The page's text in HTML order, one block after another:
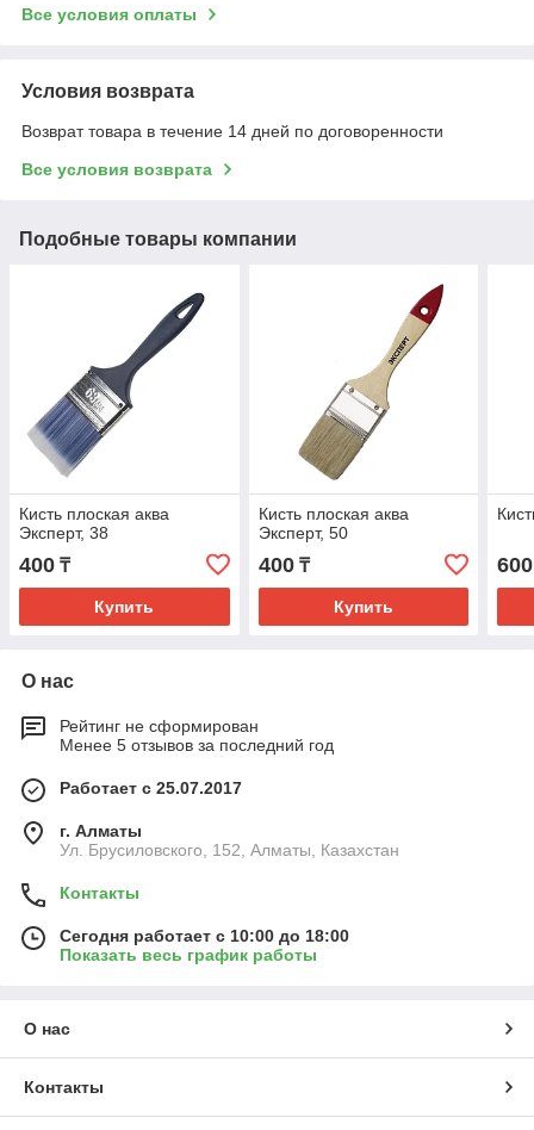
Все условия оплаты
Условия возврата
Возврат товара в течение 14 дней по договоренности
Все условия возврата
Подобные товары компании
Кисть плоская аква
Эксперт, 38
400 ₸
Купить
Кисть плоская аква
Эксперт, 50
400₸
Купить
600
О нас
Рейтинг не сформирован
Менее 5 отзывов за последний год
Работает с 25.07.2017
г. Алматы
Ул. Брусиловского, 152, Алматы, Казахстан
Контакты
Сегодня работает с 10:00 до 18:00
Показать весь график работы
О нас
Контакты